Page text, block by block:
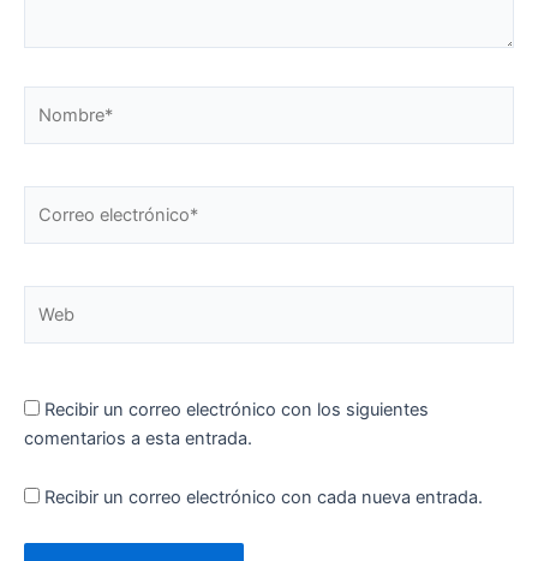
electrónico*
Recibir un correo electrónico con los siguientes
comentarios a esta entrada.
Recibir un correo electrónico con cada nueva entrada.